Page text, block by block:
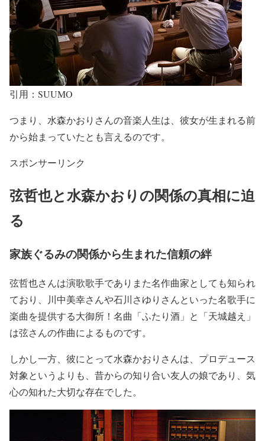
引用：SUUMO
つまり、 水森かおりさんの音楽人生は、彼女が生まれる前
から始まっていたとも言えるのです。
スポンサーリンク
弦哲也と水森かおりの関係の真相に迫
る
家族ぐるみの関係から生まれた信頼の絆
弦哲也さんは演歌歌手でありまた名作曲家としても知られ
ており、
川中美幸さんや石川さゆり さんといった名歌手に
楽曲を提供する大御所！名曲 「ふたり酒」 と 「天城越え」
は弦さんの作曲によるものです。
しかし一方、 彼にとって水森かおり さんは、プロデュース
対象というよりも、 昔からの知り合い友人の娘であり、気
心の知れた大切な存在でした。